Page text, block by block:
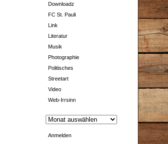
Downloadz
FC St. Pauli
Link
Literatur
Musik
Photographie
Politisches
Streetart
Video
Web-Irrsinn
Anmelden